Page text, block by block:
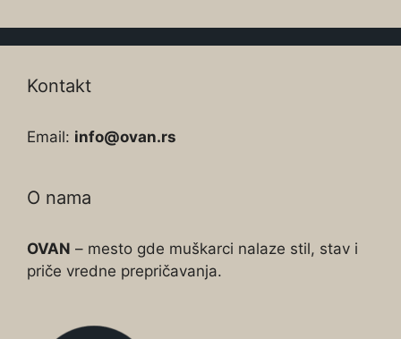
Kontakt
Email: info@ovan.rs
O nama
OVAN – mesto gde muškarci nalaze stil, stav i
priče vredne prepričavanja.